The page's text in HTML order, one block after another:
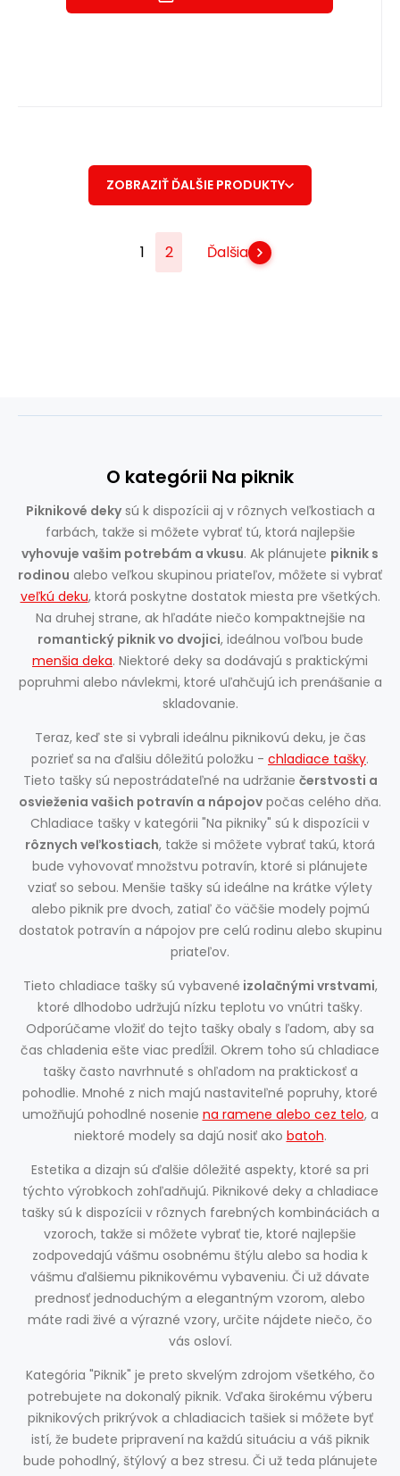
ZOBRAZIŤ ĎALŠIE PRODUKTY
1 2 Ďalšia
O kategórii Na piknik
Piknikové dekysú k dispozícii aj v rôznych veľkostiach a
farbách, takže si môžete vybrať tú, ktorá najlepšie
vyhovuje vašim potrebám a vkusu. Ak plánujete piknik s
rodinou alebo veľkou skupinou priateľov, môžete si vybrať
veľkú deku, ktorá poskytne dostatok miesta pre všetkých.
Na druhej strane, ak hľadáte niečo kompaktnejšie na
romantický piknik vo dvojici, ideálnou voľbou bude
menšia deka. Niektoré deky sa dodávajú s praktickými
popruhmi alebo návlekmi, ktoré uľahčujú ich prenášanie a
skladovanie.
Teraz, keď ste si vybrali ideálnu piknikovú deku, je čas
pozrieť sa na ďalšiu dôležitú položku - chladiace tašky.
Tieto tašky sú nepostrádateľné na udržanie čerstvosti a
osvieženia vašich potravín a nápojov počas celého dňa.
Chladiace tašky v kategórii "Na pikniky" sú k dispozícii v
rôznych veľkostiach, takže si môžete vybrať takú, ktorá
bude vyhovovať množstvu potravín, ktoré si plánujete
vziať so sebou. Menšie tašky sú ideálne na krátke výlety
alebo piknik pre dvoch, zatiaľ čo väčšie modely pojmú
dostatok potravín a nápojov pre celú rodinu alebo skupinu
priateľov.
Tieto chladiace tašky sú vybavené izolačnými vrstvami,
ktoré dlhodobo udržujú nízku teplotu vo vnútri tašky.
Odporúčame vložiť do tejto tašky obaly s ľadom, aby sa
čas chladenia ešte viac predĺžil. Okrem toho sú chladiace
tašky často navrhnuté s ohľadom na praktickosť a
pohodlie. Mnohé z nich majú nastaviteľné popruhy, ktoré
umožňujú pohodlné nosenie na ramene alebo cez telo, a
niektoré modely sa dajú nosiť ako batoh.
Estetika a dizajn sú ďalšie dôležité aspekty, ktoré sa pri
týchto výrobkoch zohľadňujú. Piknikové deky a chladiace
tašky sú k dispozícii v rôznych farebných kombináciách a
vzoroch, takže si môžete vybrať tie, ktoré najlepšie
zodpovedajú vášmu osobnému štýlu alebo sa hodia k
vášmu ďalšiemu piknikovému vybaveniu. Či už dávate
prednosť jednoduchým a elegantným vzorom, alebo
máte radi živé a výrazné vzory, určite nájdete niečo, čo
vás osloví.
Kategória "Piknik" je preto skvelým zdrojom všetkého, čo
potrebujete na dokonalý piknik. Vďaka širokému výberu
piknikových prikrývok a chladiacich tašiek si môžete byť
istí, že budete pripravení na každú situáciu a váš piknik
bude pohodlný, štýlový a bez stresu. Či už teda plánujete